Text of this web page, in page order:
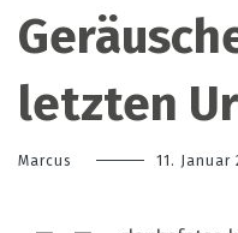
letzten
Marcus 11. Januar